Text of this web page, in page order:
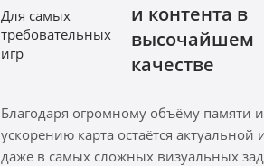
Для самых
требовательных
игр
и контента в
высочайшем
качестве
Благодаря огромному объёму памяти
ускорению карта остаётся
даже в самых сложных визуальных